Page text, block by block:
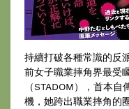
持續打破各種常識的反
前女子職業摔角界最
（STADOM），首本
機，她跨出職業摔角的